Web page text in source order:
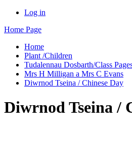
Log in
Home Page
Home
Plant /Children
Tudalennau Dosbarth/Class
Mrs H Milligan a Mrs C Evans
Diwrnod Tseina / Chinese Day
Diwrnod Tseina /